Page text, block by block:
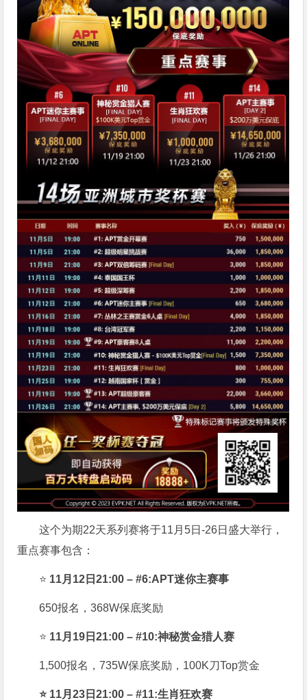
这个为期22天系列赛将于11月5日-26日盛大举行，
重点赛事包含：
⭐ 11月12日21:00 – #6:APT迷你主赛事
650报名，368W保底奖励
⭐ 11月19日21:00 – #10:神秘赏金猎人赛
1,500报名，735W保底奖励，100K刀Top赏金
⭐ 11月23日21:00 – #11:生肖狂欢赛